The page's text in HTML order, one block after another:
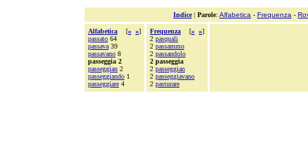
Indice| Parole: Alfabetica - Frequenza -
Alfabetica [« »]
passato 64
passava 39
passavano 8
passeggia 2
passeggian 2
passeggiando 1
passeggiare 4
Frequenza [« »]
2 pasquali
2 passammo
2 passandolo
2 passeggia
2 passeggian
2 passeggiavano
2 pasturare